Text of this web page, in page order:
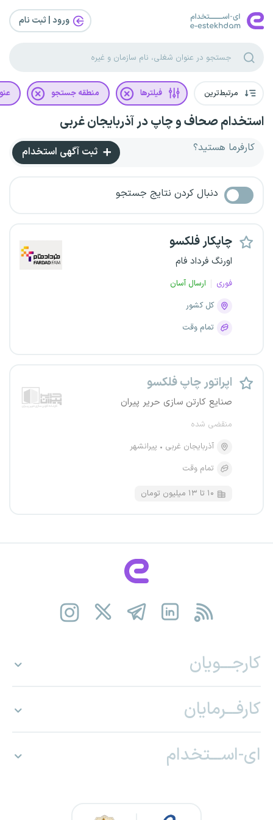
ورود | ثبت‌ نام
مرتبط‌ترین فیلترها منطقه جستجو
استخدام صحاف و چاپ در آذربایجان غربی
کارفرما هستید؟ ثبت آگهی استخدام
دنبال کردن نتایج جستجو
چاپکار فلکسو
اورنگ فرداد فام
فوری
ارسال آسان
کل کشور
تمام وقت
اپراتور چاپ فلکسو
صنایع کارتن سازی حریر پیران
منقضی شده
آذربایجان غربی
پیرانشهر
تمام وقت
۱۰ تا ۱۳ میلیون تومان
کارجـــویان
کارفـــرمایان
ای-اســـتخدام